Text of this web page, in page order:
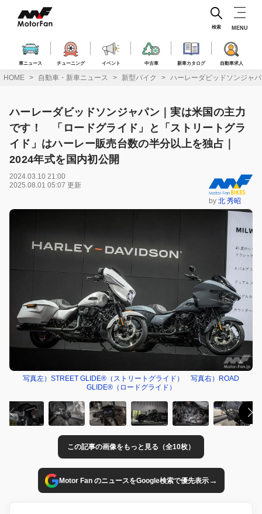
ス
車ニュース チューニング イベント 中古車 新車カタログ 自動車求人
検索 MENU
HOME 自動車・新車ニュース 新型バイク ハーレーダビッドソンジャ
ハーレーダビッドソンジャパン｜実は米国の主力
です！ 「ロードグライド」と「ストリートグラ
イド」はハーレー販売台数の半分以上を独占｜
2024年式を国内初公開
2024.03.10 21:00
2025.08.01 05:07 更新
by北 秀昭
写真左）STREET GLIDE®（ストリートグライド） 写真右）ROAD
GLIDE®（ロードグライド）
この記事の画像をもっと見る（全10枚）
Motor Fan のニュースをGoogle検索で優先表示→